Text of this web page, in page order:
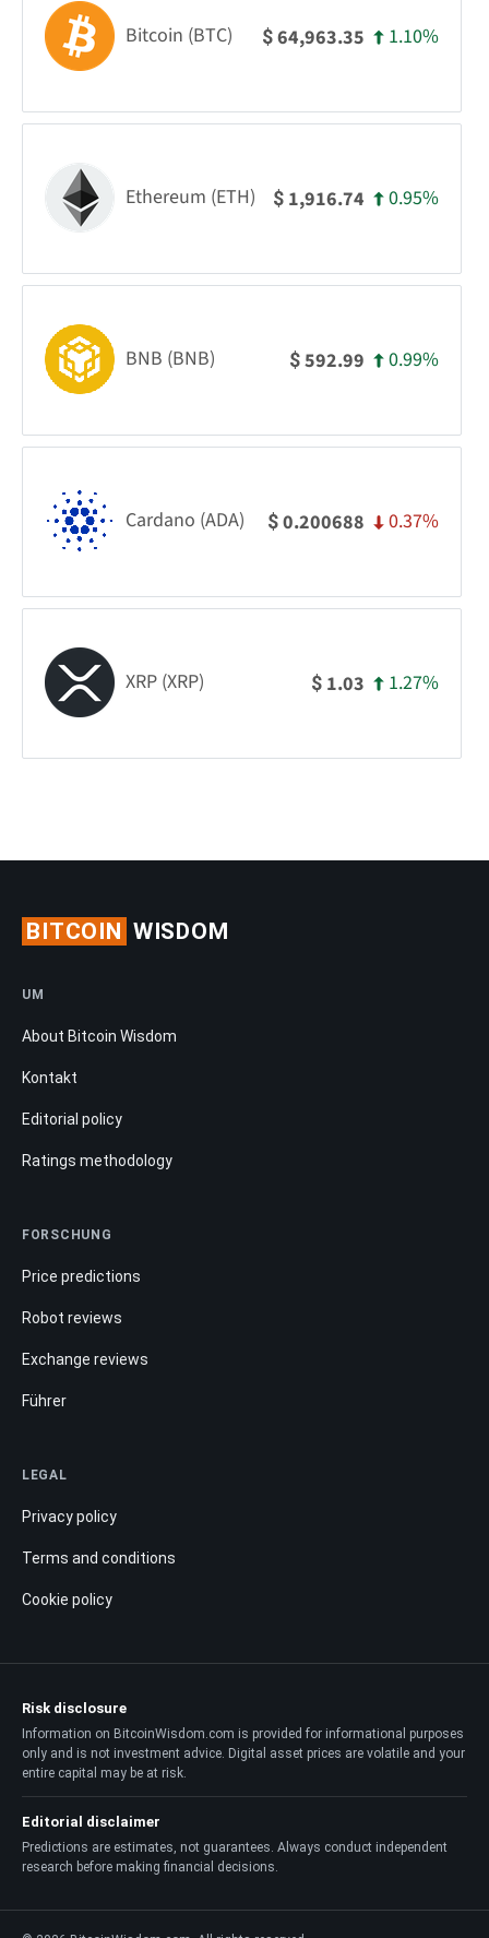
Bitcoin (BTC) $64,963.35 1.10%
Ethereum (ETH) $ 1,916.74 0.95%
BNB (BNB) $592.99 0.99%
Cardano (ADA) $0.200688 0.37%
XRP (XRP) $ 1.03 1.27%
BITCOIN WISDOM
UM
About Bitcoin Wisdom
Kontakt
Editorial policy
Ratings methodology
FORSCHUNG
Price predictions
Robot reviews
Exchange reviews
Führer
LEGAL
Privacy policy
Terms and conditions
Cookie policy
Risk disclosure
Information on BitcoinWisdom.com is provided for informational purposes
only and is not investment advice. Digital asset prices are volatile and your
entire capital may be at risk.
Editorial disclaimer
Predictions are estimates, not guarantees. Always conduct independent
research before making financial decisions.